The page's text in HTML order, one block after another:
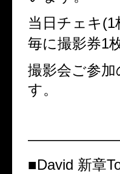
当日チェキ(1
毎に撮影券1
撮影会ご参
す。
■David 新章